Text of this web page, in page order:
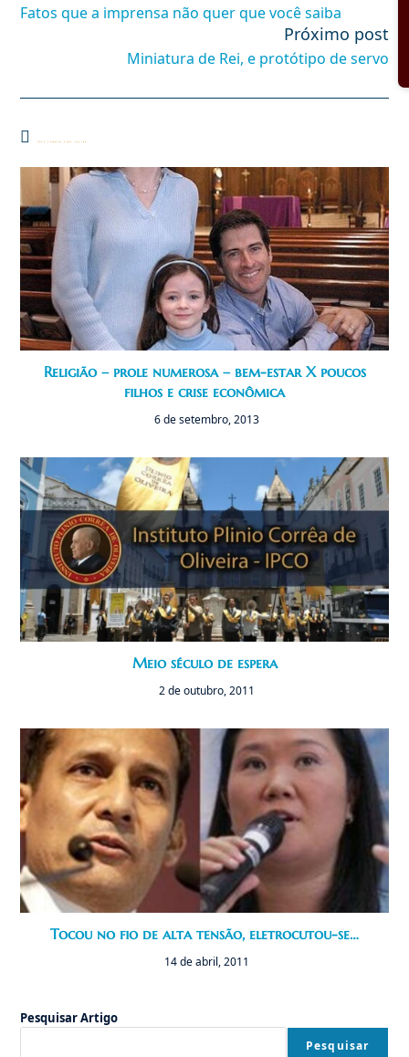
mais
artigos
Fatos que a imprensa não quer que você saiba
Próximo post
Miniatura de Rei, e protótipo de servo
Você também pode gostar
Religião – prole numerosa – bem-estar X poucos
filhos e crise econômica
6 de setembro, 2013
Meio século de espera
2 de outubro, 2011
Tocou no fio de alta tensão, eletrocutou-se…
14 de abril, 2011
Pesquisar Artigo
Pesquisar